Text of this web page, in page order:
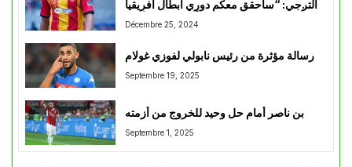
الترجي: “سأحقق معكم دوري أبطال أفريقيا
Décembre 25, 2024
رسالة مؤثرة من رئيس نابولي لفوزي غولام
Septembre 19, 2025
بن ناصر أمام حل وحيد للخروج من أزمته
Septembre 1, 2025